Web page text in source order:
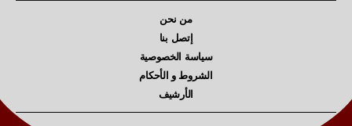
من نحن
إتصل بنا
سياسة الخصوصية
الشروط و الأحكام
الأرشيف